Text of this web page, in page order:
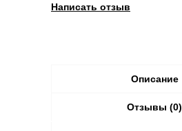
Написать отзыв
Описание
Отзывы (0)